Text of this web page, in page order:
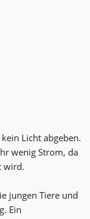
Licht abgeben.
wenig Strom, da
wird.
jungen Tiere und
Ein